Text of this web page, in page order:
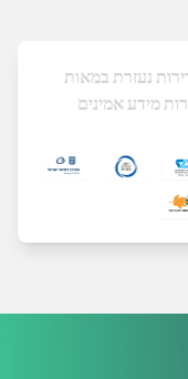
נעזרת במאות
מידע אמינים